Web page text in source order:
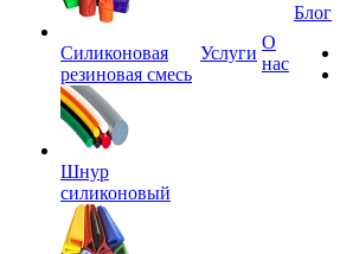
Силиконовая
резиновая смесь
Шнур
силиконовый
Услуги
О
нас
Блог